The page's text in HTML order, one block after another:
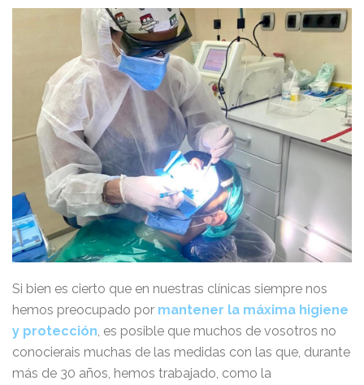
Si bien es cierto que en nuestras clínicas siempre nos
hemos preocupado por mantener la máxima higiene
y protección, es posible que muchos de vosotros no
conocierais muchas de las medidas con las que, durante
más de 30 años, hemos trabajado, como la